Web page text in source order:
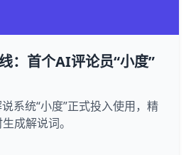
：首个AI评论员“小度”
系统“小度”正式投入使用，精
成解说词。